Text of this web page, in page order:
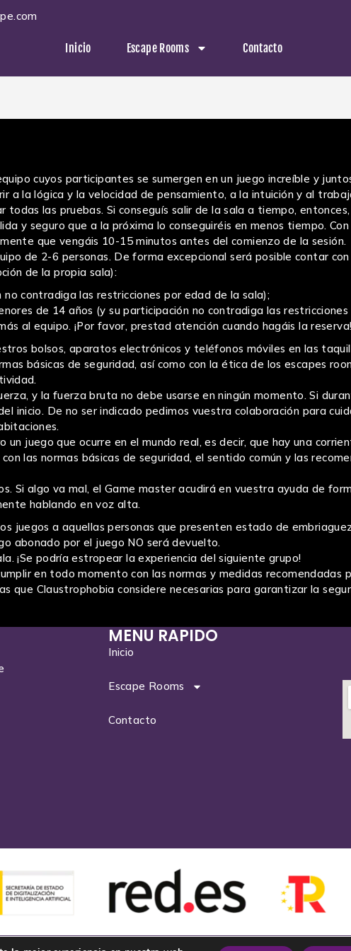
Inicio Escape Rooms Contacto
cuyos participantes se sumergen en un juego increíble y
a la lógica y la velocidad de pensamiento, a la intuición y al
las pruebas. Si conseguís salir de la sala a tiempo,
y seguro que a la próxima lo conseguiréis en menos tiempo.
que vengáis 10-15 minutos antes del comienzo de la sesión.
de 2-6 personas. De forma excepcional será posible contar
de la propia sala):
contradiga las restricciones por edad de la sala);
de 14 años (y su participación no contradiga las
al equipo. ¡Por favor, prestad atención cuando hagáis la reserva!
bolsos, aparatos electrónicos y teléfonos móviles en las
básicas de seguridad, así como con la ética de los escapes
y la fuerza bruta no debe usarse en ningún momento. Si
inicio. De no ser indicado pedimos vuestra colaboración para
un juego que ocurre en el mundo real, es decir, que hay una
las normas básicas de seguridad, el sentido común y las
Si algo va mal, el Game master acudirá en vuestra ayuda de
hablando en voz alta.
juegos a aquellas personas que presenten estado de
abonado por el juego NO será devuelto.
¡Se podría estropear la experiencia del siguiente grupo!
en todo momento con las normas y medidas recomendadas
que Claustrophobia considere necesarias para garantizar la
MENU RAPIDO
Inicio
Escape Rooms
Contacto